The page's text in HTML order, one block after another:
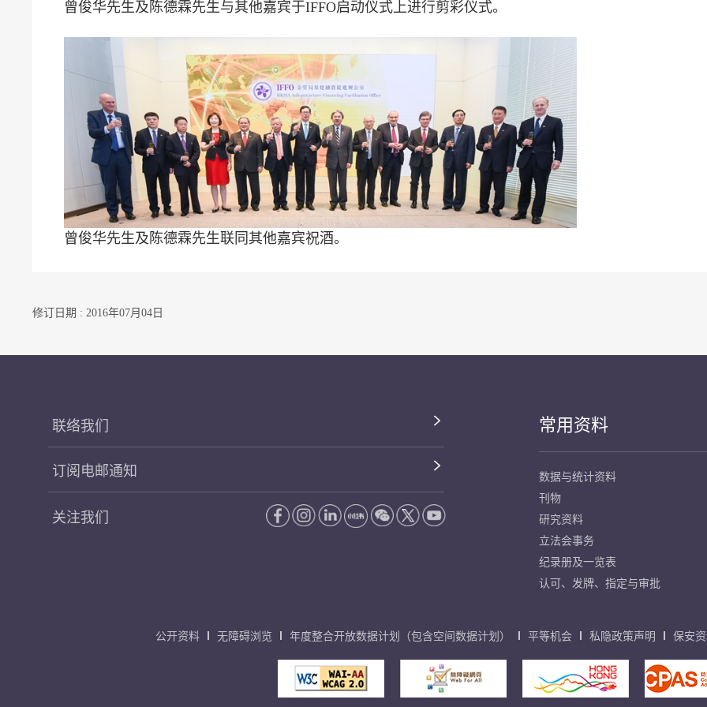
曾俊华先生及陈德霖先生与其他嘉宾于IFFO启动仪式上进行剪彩仪式。
曾俊华先生及陈德霖先生联同其他嘉宾祝酒。
修订日期 : 2016年07月04日
联络我们
订阅电邮通知
关注我们
常用资料
数据与统计资料
刊物
研究资料
立法会事务
纪录册及一览表
认可、发牌、指定与审批
公开资料 无障碍浏览 年度整合开放数据计划（包含空间数据计划） 平等机会 私隐政策声明 保安